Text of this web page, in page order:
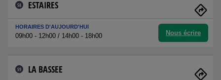
58 ESTAIRES
HORAIRES D'AUJOURD'HUI
09h00 - 12h00 / 14h00 - 18h00 Nous écrire
59 LA BASSEE